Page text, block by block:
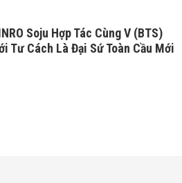
Soju Hợp Tác Cùng V (BTS)
Tư Cách Là Đại Sứ Toàn Cầu Mới